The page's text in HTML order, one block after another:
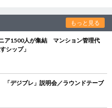
もっと見る
ア1500人が集結 マンション管理代
シップ」
デジブレ」説明会／ラウンドテーブ